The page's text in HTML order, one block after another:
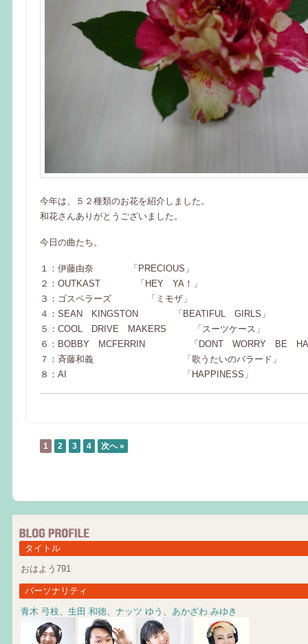
今年は、５２種類のお花を紹介しました。
和花さんありがとうございました。
今日の曲たち。
１：伊藤由奈 「PRECIOUS」
２：OUTKAST 「HEY YA！」
３：ゴスペラーズ 「ミモザ」
４：SEAN KINGSTON 「BEATIFUL GIRLS」
５：COOL DRIVE MAKERS 「スーツケース」
６：BOBBY MCFERRIN 「DONT WORRY BE
７：斉藤和義 「歌うたいのバラード」
８：AI 「HAPPINESS」
1 2 3 4 次へ »
タイトル
おはよう791
パーソナリティ
青木 弓枝
生田 和徳 ナッツ ゆう あかざわ みゆき